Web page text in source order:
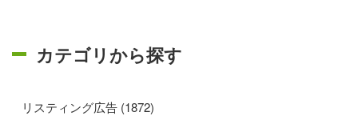
カテゴリから探す
リスティング広告 (1872)